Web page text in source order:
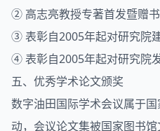
② 高志亮教授专著首发暨赠书
③ 表彰自2005年起对研究院
④ 表彰自2005年起对研究院
五、优秀学术论文颁奖
数字油田国际学术会议属于
动，会议论文集被国家图书